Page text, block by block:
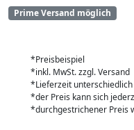
Prime Versand möglich
*Preisbeispiel
*inkl. MwSt. zzgl. Versand
*Lieferzeit
*der Preis kann sich
*durchgestrichener Preis